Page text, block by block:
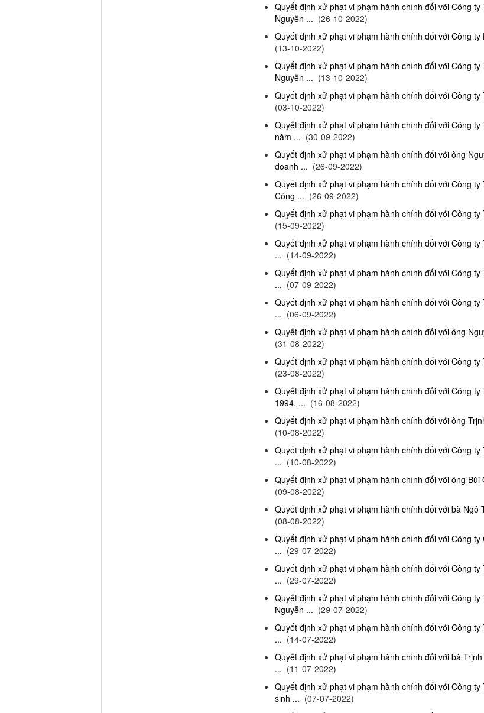
Quyết định xử phạt vi phạm hành chính đối với Công
Nguyễn ... (26-10-2022)
Quyết định xử phạt vi phạm hành chính đối với Công
(13-10-2022)
Quyết định xử phạt vi phạm hành chính đối với Công
Nguyễn ... (13-10-2022)
Quyết định xử phạt vi phạm hành chính đối với Công
(03-10-2022)
Quyết định xử phạt vi phạm hành chính đối với Công
năm ... (30-09-2022)
Quyết định xử phạt vi phạm hành chính đối với ông
doanh ... (26-09-2022)
Quyết định xử phạt vi phạm hành chính đối với Công
Công ... (26-09-2022)
Quyết định xử phạt vi phạm hành chính đối với Công
(15-09-2022)
Quyết định xử phạt vi phạm hành chính đối với Công
... (14-09-2022)
Quyết định xử phạt vi phạm hành chính đối với Công
... (07-09-2022)
Quyết định xử phạt vi phạm hành chính đối với Công
... (06-09-2022)
Quyết định xử phạt vi phạm hành chính đối với ông
(31-08-2022)
Quyết định xử phạt vi phạm hành chính đối với Công
(23-08-2022)
Quyết định xử phạt vi phạm hành chính đối với Công
1994, ... (16-08-2022)
Quyết định xử phạt vi phạm hành chính đối với ông
(10-08-2022)
Quyết định xử phạt vi phạm hành chính đối với Công
... (10-08-2022)
Quyết định xử phạt vi phạm hành chính đối với ông
(09-08-2022)
Quyết định xử phạt vi phạm hành chính đối với bà
(08-08-2022)
Quyết định xử phạt vi phạm hành chính đối với Công
... (29-07-2022)
Quyết định xử phạt vi phạm hành chính đối với Công
... (29-07-2022)
Quyết định xử phạt vi phạm hành chính đối với Công
Nguyễn ... (29-07-2022)
Quyết định xử phạt vi phạm hành chính đối với Công
... (14-07-2022)
Quyết định xử phạt vi phạm hành chính đối với bà
... (11-07-2022)
Quyết định xử phạt vi phạm hành chính đối với Công
sinh ... (07-07-2022)